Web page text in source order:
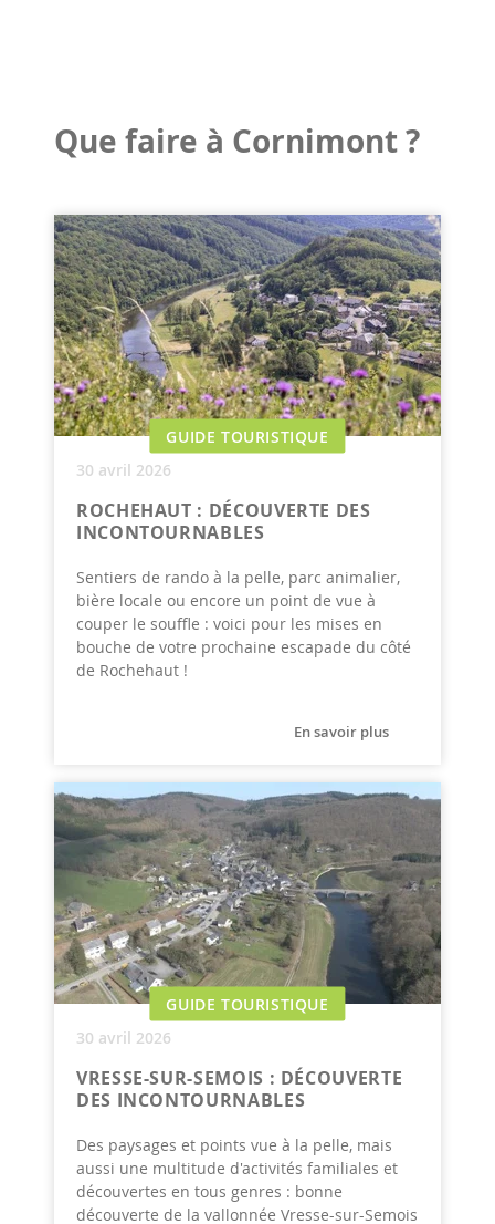
Que faire à Cornimont ?
GUIDE TOURISTIQUE
30 avril 2026
ROCHEHAUT : DÉCOUVERTE DES
INCONTOURNABLES
Sentiers de rando à la pelle, parc animalier,
bière locale ou encore un point de vue à
couper le souffle : voici pour les mises en
bouche de votre prochaine escapade du côté
de Rochehaut !
En savoir plus
GUIDE TOURISTIQUE
30 avril 2026
VRESSE-SUR-SEMOIS : DÉCOUVERTE
DES INCONTOURNABLES
Des paysages et points vue à la pelle, mais
aussi une multitude d'activités familiales et
découvertes en tous genres : bonne
découverte de la vallonnée Vresse-sur-Semois